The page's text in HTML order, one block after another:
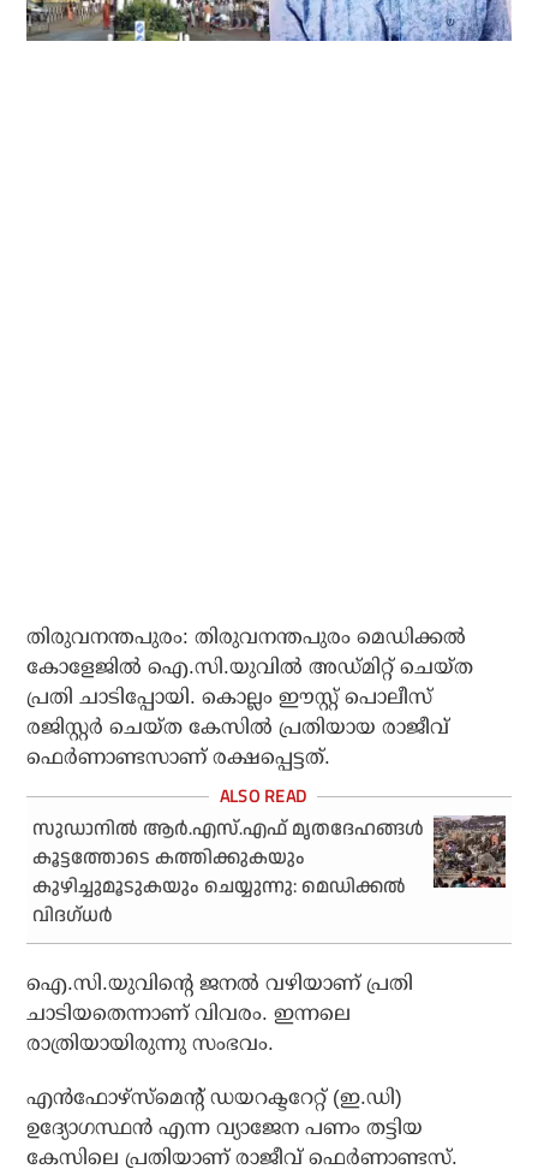
തിരുവനന്തപുരം: തിരുവനന്തപുരം മെഡിക്കല്‍
കോളേജില്‍ ഐ.സി.യുവില്‍ അഡ്മിറ്റ് ചെയ്ത
പ്രതി ചാടിപ്പോയി. കൊല്ലം ഈസ്റ്റ് പൊലീസ്
രജിസ്റ്റര്‍ ചെയ്ത കേസില്‍ പ്രതിയായ രാജീവ്
ഫെര്‍ണാണ്ടസാണ് രക്ഷപ്പെട്ടത്.
സുഡാനിൽ ആർ.എസ്.എഫ് മൃതദേഹങ്ങൾ
കൂട്ടത്തോടെ കത്തിക്കുകയും
കുഴിച്ചുമൂടുകയും ചെയ്യുന്നു: മെഡിക്കൽ
വിദഗ്ധർ
ഐ.സി.യുവിന്റെ ജനല്‍ വഴിയാണ് പ്രതി
ചാടിയതെന്നാണ് വിവരം. ഇന്നലെ
രാത്രിയായിരുന്നു സംഭവം.
എൻഫോഴ്‌സ്‌മെന്റ് ഡയറക്ടറേറ്റ് (ഇ.ഡി)
ഉദ്യോഗസ്ഥൻ എന്ന വ്യാജേന പണം തട്ടിയ
കേസിലെ പ്രതിയാണ് രാജീവ് ഫെർണാണ്ടസ്.